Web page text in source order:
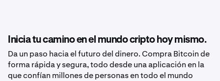
Inicia tu camino en el mundo cripto hoy mismo.
Da un paso hacia el futuro del dinero. Compra Bitcoin de
forma rápida y segura, todo desde una aplicación en la
que confían millones de personas en todo el mundo